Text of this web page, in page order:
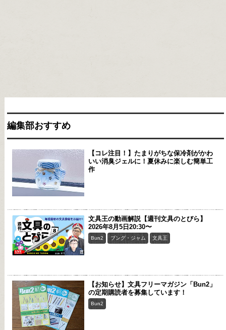
編集部おすすめ
【コレ注目！】たまりがちな保冷剤がかわ
いい消臭ジェルに！夏休みに楽しむ簡単工
作
文具王の動画解説【週刊文具のとびら】
2026年8月5日20:30〜
Bun2 ブング・ジャム 文具王
【お知らせ】文具フリーマガジン「Bun2」
の定期購読者を募集しています！
Bun2